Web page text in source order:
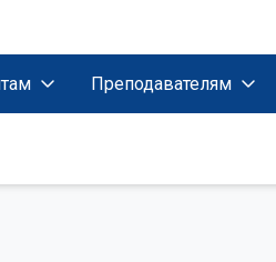
Преподавателям